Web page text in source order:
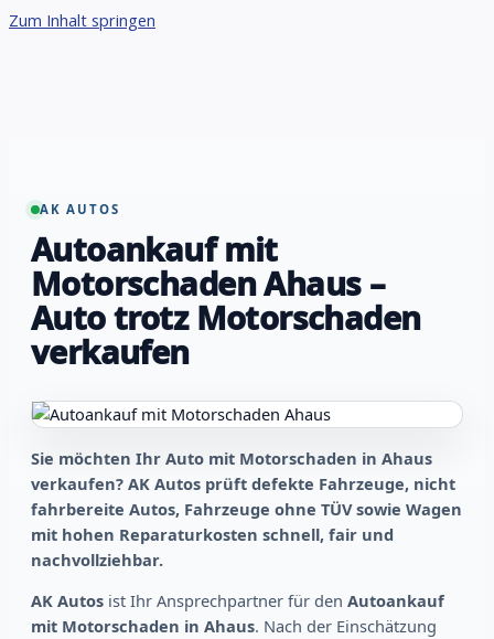
Zum Inhalt springen
AK AUTOS
Autoankauf mit
Motorschaden Ahaus –
Auto trotz Motorschaden
verkaufen
Sie möchten Ihr Auto mit Motorschaden in Ahaus
verkaufen? AK Autos prüft defekte Fahrzeuge, nicht
fahrbereite Autos, Fahrzeuge ohne TÜV sowie Wagen
mit hohen Reparaturkosten schnell, fair und
nachvollziehbar.
AK Autos ist Ihr Ansprechpartner für den Autoankauf
mit Motorschaden in Ahaus. Nach der Einschätzung